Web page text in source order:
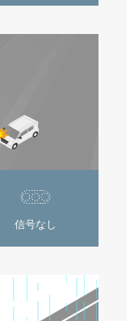
信号なし